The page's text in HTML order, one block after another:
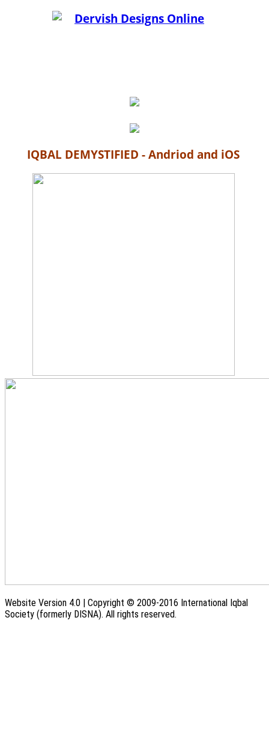
IQBAL DEMYSTIFIED - Andriod and iOS
Website Version 4.0 | Copyright © 2009-2016 International Iqbal
Society (formerly DISNA). All rights reserved.